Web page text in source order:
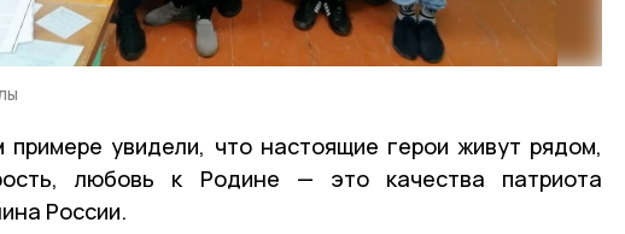
примере увидели, что настоящие герои живут рядом,
любовь к Родине — это качества патриота
России.